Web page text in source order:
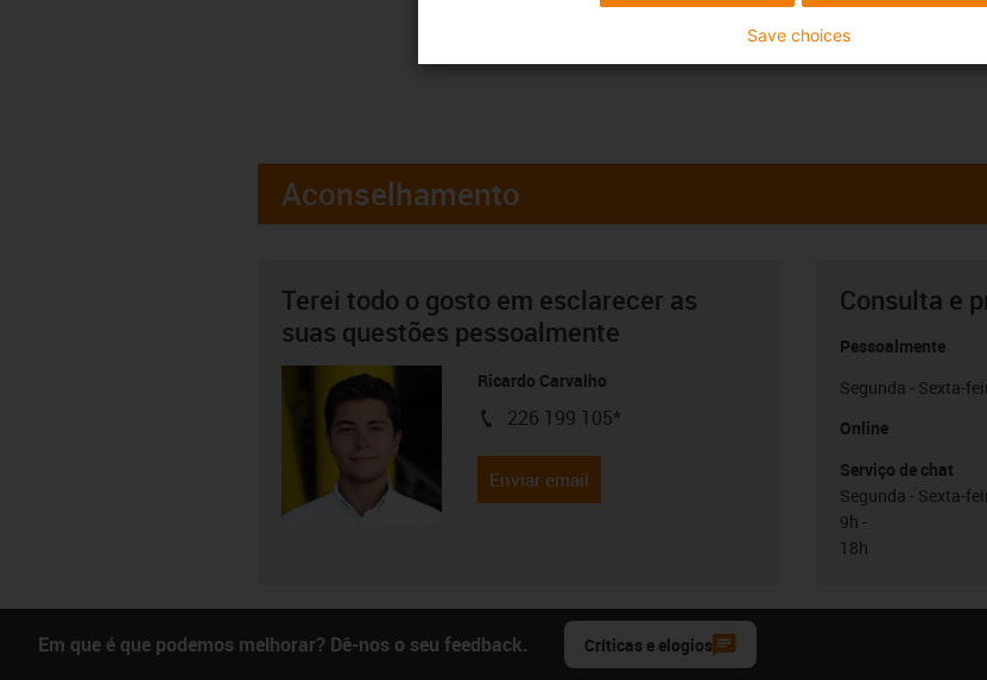
Aconselhamento
Terei todo o gosto em esclarecer as
suas questões pessoalmente
Ricardo Carvalho
igus-icon-phone
226 199 105*
Enviar email
Consulta e
Pessoalmente
Segunda - Sexta-
Online
Serviço de chat
Segunda - Sexta-
9h -
18h
Em que é que podemos melhorar? Dê-nos o seu feedback. Críticas e elogios
Save choices